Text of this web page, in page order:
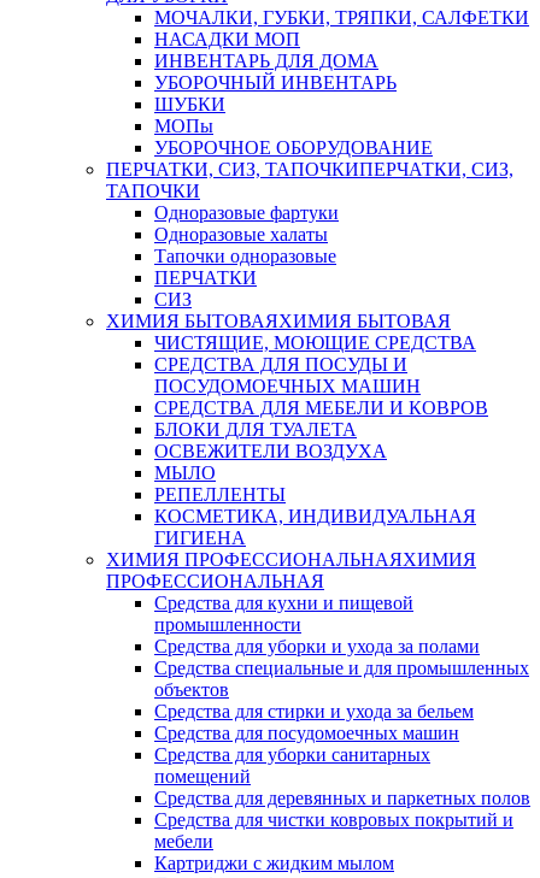
МОЧАЛКИ, ГУБКИ, ТРЯПКИ, САЛФЕТКИ
НАСАДКИ МОП
ИНВЕНТАРЬ ДЛЯ ДОМА
УБОРОЧНЫЙ ИНВЕНТАРЬ
ШУБКИ
МОПы
УБОРОЧНОЕ ОБОРУДОВАНИЕ
ПЕРЧАТКИ, СИЗ, ТАПОЧКИПЕРЧАТКИ, СИЗ,
ТАПОЧКИ
Одноразовые фартуки
Одноразовые халаты
Тапочки одноразовые
ПЕРЧАТКИ
СИЗ
ХИМИЯ БЫТОВАЯХИМИЯ БЫТОВАЯ
ЧИСТЯЩИЕ, МОЮЩИЕ СРЕДСТВА
СРЕДСТВА ДЛЯ ПОСУДЫ И
ПОСУДОМОЕЧНЫХ МАШИН
СРЕДСТВА ДЛЯ МЕБЕЛИ И КОВРОВ
БЛОКИ ДЛЯ ТУАЛЕТА
ОСВЕЖИТЕЛИ ВОЗДУХА
МЫЛО
РЕПЕЛЛЕНТЫ
КОСМЕТИКА, ИНДИВИДУАЛЬНАЯ
ГИГИЕНА
ХИМИЯ ПРОФЕССИОНАЛЬНАЯХИМИЯ
ПРОФЕССИОНАЛЬНАЯ
Средства для кухни и пищевой
промышленности
Средства для уборки и ухода за полами
Средства специальные и для промышленных
объектов
Средства для стирки и ухода за бельем
Средства для посудомоечных машин
Средства для уборки санитарных
помещений
Средства для деревянных и паркетных полов
Средства для чистки ковровых покрытий и
мебели
Картриджи с жидким мылом